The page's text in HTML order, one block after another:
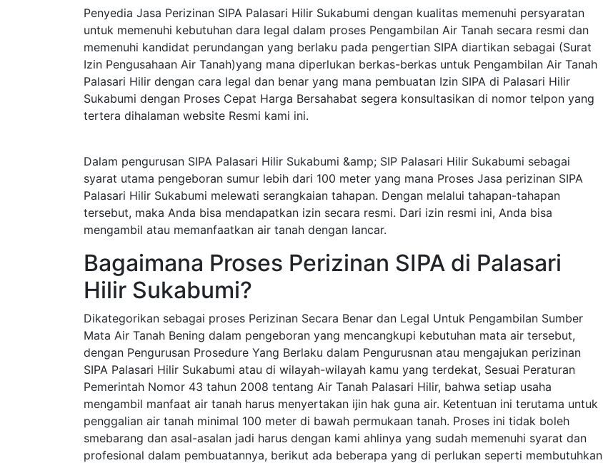
Penyedia Jasa Perizinan SIPA Palasari Hilir Sukabumi dengan kualitas memenuhi persyaratan
untuk memenuhi kebutuhan dara legal dalam proses Pengambilan Air Tanah secara resmi dan
memenuhi kandidat perundangan yang berlaku pada pengertian SIPA diartikan sebagai (Surat
Izin Pengusahaan Air Tanah)yang mana diperlukan berkas-berkas untuk Pengambilan Air Tanah
Palasari Hilir dengan cara legal dan benar yang mana pembuatan Izin SIPA di Palasari Hilir
Sukabumi dengan Proses Cepat Harga Bersahabat segera konsultasikan di nomor telpon yang
tertera dihalaman website Resmi kami ini.
Dalam pengurusan SIPA Palasari Hilir Sukabumi &amp; SIP Palasari Hilir Sukabumi sebagai
syarat utama pengeboran sumur lebih dari 100 meter yang mana Proses Jasa perizinan SIPA
Palasari Hilir Sukabumi melewati serangkaian tahapan. Dengan melalui tahapan-tahapan
tersebut, maka Anda bisa mendapatkan izin secara resmi. Dari izin resmi ini, Anda bisa
mengambil atau memanfaatkan air tanah dengan lancar.
Bagaimana Proses Perizinan SIPA di Palasari
Hilir Sukabumi?
Dikategorikan sebagai proses Perizinan Secara Benar dan Legal Untuk Pengambilan Sumber
Mata Air Tanah Bening dalam pengeboran yang mencangkupi kebutuhan mata air tersebut,
dengan Pengurusan Prosedure Yang Berlaku dalam Pengurusnan atau mengajukan perizinan
SIPA Palasari Hilir Sukabumi atau di wilayah-wilayah kamu yang terdekat, Sesuai Peraturan
Pemerintah Nomor 43 tahun 2008 tentang Air Tanah Palasari Hilir, bahwa setiap usaha
mengambil manfaat air tanah harus menyertakan ijin hak guna air. Ketentuan ini terutama untuk
penggalian air tanah minimal 100 meter di bawah permukaan tanah. Proses ini tidak boleh
smebarang dan asal-asalan jadi harus dengan kami ahlinya yang sudah memenuhi syarat dan
profesional dalam pembuatannya, berikut ada beberapa yang di perlukan seperti membutuhkan